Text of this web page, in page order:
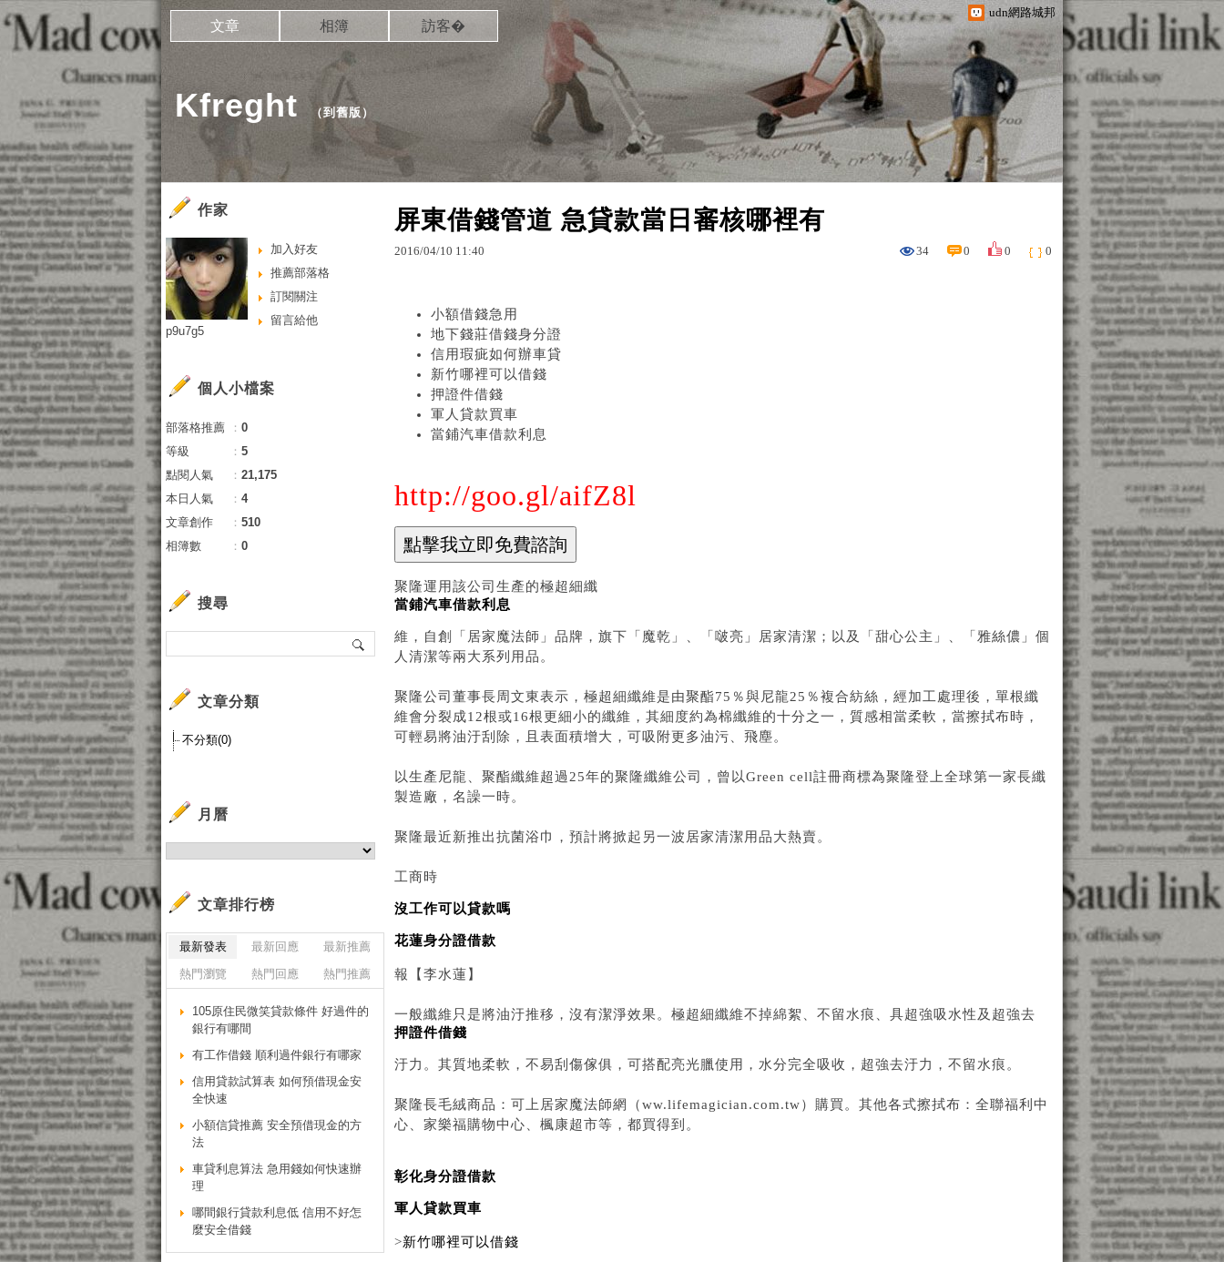
udn網路城邦
Kfreght （到舊版 ）
文章 相簿 訪客�
屏東借錢管道 急貸款當日審核哪裡有
2016/04/10 11:40 34 0 0 0
小額借錢急用
地下錢莊借錢身分證
信用瑕疵如何辦車貸
新竹哪裡可以借錢
押證件借錢
軍人貸款買車
當鋪汽車借款利息
http://goo.gl/aifZ8l
聚隆運用該公司生產的極超細纖
當鋪汽車借款利息
維，自創「居家魔法師」品牌，旗下「魔乾」、「啵亮」居家清潔；以及「甜心公主」、「雅絲儂」個
人清潔等兩大系列用品。
聚隆公司董事長周文東表示，極超細纖維是由聚酯75％與尼龍25％複合紡絲，經加工處理後，單根纖
維會分裂成12根或16根更細小的纖維，其細度約為棉纖維的十分之一，質感相當柔軟，當擦拭布時，
可輕易將油汙刮除，且表面積增大，可吸附更多油污、飛塵。
以生產尼龍、聚酯纖維超過25年的聚隆纖維公司，曾以Green cell註冊商標為聚隆登上全球第一家長纖
製造廠，名譟一時。
聚隆最近新推出抗菌浴巾，預計將掀起另一波居家清潔用品大熱賣。
工商時
沒工作可以貸款嗎
花蓮身分證借款
報【李水蓮】
一般纖維只是將油汙推移，沒有潔淨效果。極超細纖維不掉綿絮、不留水痕、具超強吸水性及超強去
押證件借錢
汙力。其質地柔軟，不易刮傷傢俱，可搭配亮光臘使用，水分完全吸收，超強去汙力，不留水痕。
聚隆長毛絨商品：可上居家魔法師網（ww.lifemagician.com.tw）購買。其他各式擦拭布：全聯福利中
心、家樂福購物中心、楓康超市等，都買得到。
彰化身分證借款
軍人貸款買車
>新竹哪裡可以借錢
作家
加入好友
推薦部落格
訂閱關注
留言給他
p9u7g5
個人小檔案
部落格推薦 ： 0
等級
： 5
點閱人氣
： 21,175
本日人氣
： 4
文章創作
： 510
相簿數
： 0
搜尋
文章分類
不分類(0)
月曆
文章排行榜
最新發表 最新回應
最新推薦
熱門瀏覽
熱門回應 熱門推薦
105原住民微笑貸款條件 好過件的
銀行有哪間
有工作借錢 順利過件銀行有哪家
信用貸款試算表 如何預借現金安
全快速
小額信貸推薦 安全預借現金的方
法
車貸利息算法 急用錢如何快速辦
理
哪間銀行貸款利息低 信用不好怎
麼安全借錢